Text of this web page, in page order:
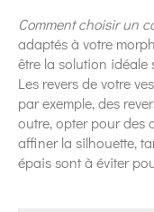
Comment choisir un
adaptés à votre
être la solution idéale
Les revers de votre
par exemple, des
outre, opter pour des
affiner la silhouette,
épais sont à éviter